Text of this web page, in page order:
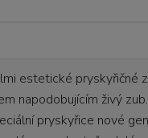
estetické pryskyřičné
napodobujícím živý zub.
pryskyřice nové